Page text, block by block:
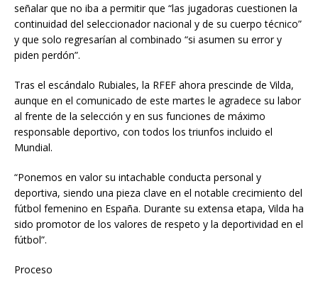
señalar que no iba a permitir que “las jugadoras cuestionen la
continuidad del seleccionador nacional y de su cuerpo técnico”
y que solo regresarían al combinado “si asumen su error y
piden perdón”.
Tras el escándalo Rubiales, la RFEF ahora prescinde de Vilda,
aunque en el comunicado de este martes le agradece su labor
al frente de la selección y en sus funciones de máximo
responsable deportivo, con todos los triunfos incluido el
Mundial.
“Ponemos en valor su intachable conducta personal y
deportiva, siendo una pieza clave en el notable crecimiento del
fútbol femenino en España. Durante su extensa etapa, Vilda ha
sido promotor de los valores de respeto y la deportividad en el
fútbol”.
Proceso